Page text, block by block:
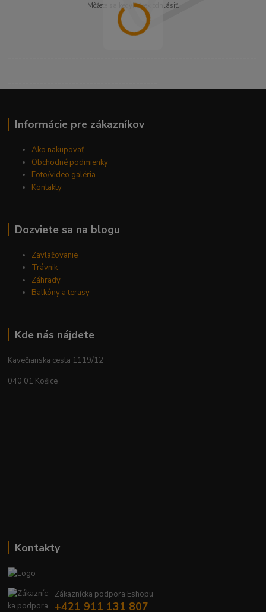
Môžete sa kedykoľvek odhlásiť.
Informácie pre zákazníkov
Ako nakupovať
Obchodné podmienky
Foto/video galéria
Kontakty
Dozviete sa na blogu
Zavlažovanie
Trávnik
Záhrady
Balkóny a terasy
Kde nás nájdete
Kavečianska cesta 1119/12
040 01 Košice
Kontakty
Zákaznícka podpora Eshopu
+421 911 131 807